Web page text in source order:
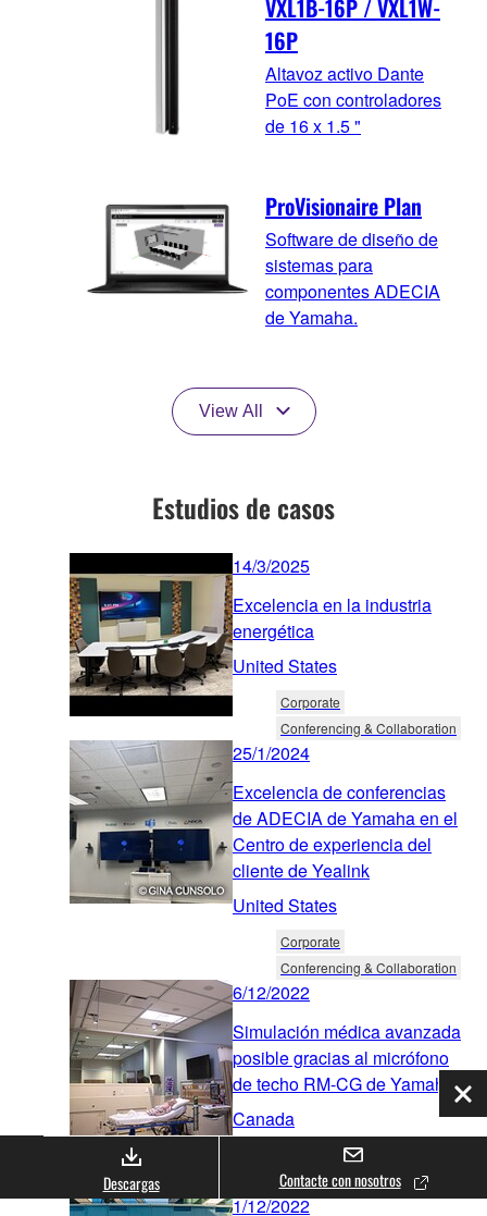
VXL1B-16P / VXL1W-
16P
Altavoz activo Dante
PoE con controladores
de 16 x 1.5 "
ProVisionaire Plan
Software de diseño de
sistemas para
componentes ADECIA
de Yamaha.
View All
Estudios de casos
14/3/2025
Excelencia en la industria
energética
United States
Corporate
Conferencing & Collaboration
25/1/2024
Excelencia de conferencias
de ADECIA de Yamaha en el
Centro de experiencia del
cliente de Yealink
United States
Corporate
Conferencing & Collaboration
6/12/2022
Simulación médica avanzada
posible gracias al micrófono
de techo RM-CG de Yamaha
Canada
Healthcare
Conferencing & Collaboration
1/12/2022
Descargas Contacte con nosotros